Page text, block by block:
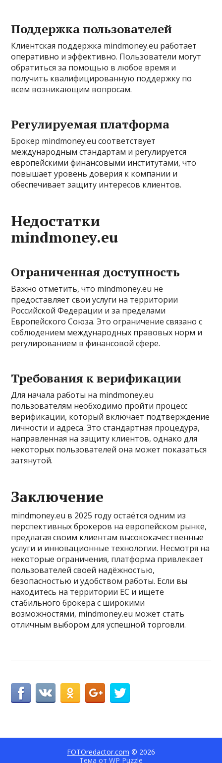
Поддержка пользователей
Клиентская поддержка mindmoney.eu работает
оперативно и эффективно. Пользователи могут
обратиться за помощью в любое время и
получить квалифицированную поддержку по
всем возникающим вопросам.
Регулируемая платформа
Брокер mindmoney.eu соответствует
международным стандартам и регулируется
европейскими финансовыми институтами, что
повышает уровень доверия к компании и
обеспечивает защиту интересов клиентов.
Недостатки
mindmoney.eu
Ограниченная доступность
Важно отметить, что mindmoney.eu не
предоставляет свои услуги на территории
Российской Федерации и за пределами
Европейского Союза. Это ограничение связано с
соблюдением международных правовых норм и
регулированием в финансовой сфере.
Требования к верификации
Для начала работы на mindmoney.eu
пользователям необходимо пройти процесс
верификации, который включает подтверждение
личности и адреса. Это стандартная процедура,
направленная на защиту клиентов, однако для
некоторых пользователей она может показаться
затянутой.
Заключение
mindmoney.eu в 2025 году остаётся одним из
перспективных брокеров на европейском рынке,
предлагая своим клиентам высококачественные
услуги и инновационные технологии. Несмотря на
некоторые ограничения, платформа привлекает
пользователей своей надёжностью,
безопасностью и удобством работы. Если вы
находитесь на территории ЕС и ищете
стабильного брокера с широкими
возможностями, mindmoney.eu может стать
отличным выбором для успешной торговли.
FOTOredactor.com © 2026
Тема от WP Puzzle